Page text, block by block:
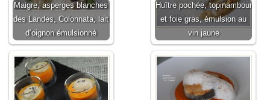
Maigre, asperges blanches
des Landes, Colonnata, lait
d’oignon émulsionné
Huître pochée, topinambour
et foie gras, émulsion au
vin jaune